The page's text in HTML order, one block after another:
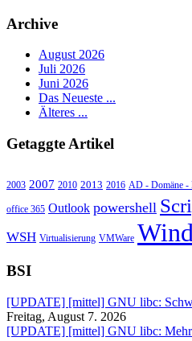
Archive
August 2026
Juli 2026
Juni 2026
Das Neueste ...
Älteres ...
Getaggte Artikel
2003 2007 2010 2013 2016 AD - Domäne -
office 365 Outlook powershell
WSH Virtualisierung VMWare
BSI
[UPDATE] [mittel] GNU libc:
Freitag, August 7. 2026
[UPDATE] [mittel] GNU libc: